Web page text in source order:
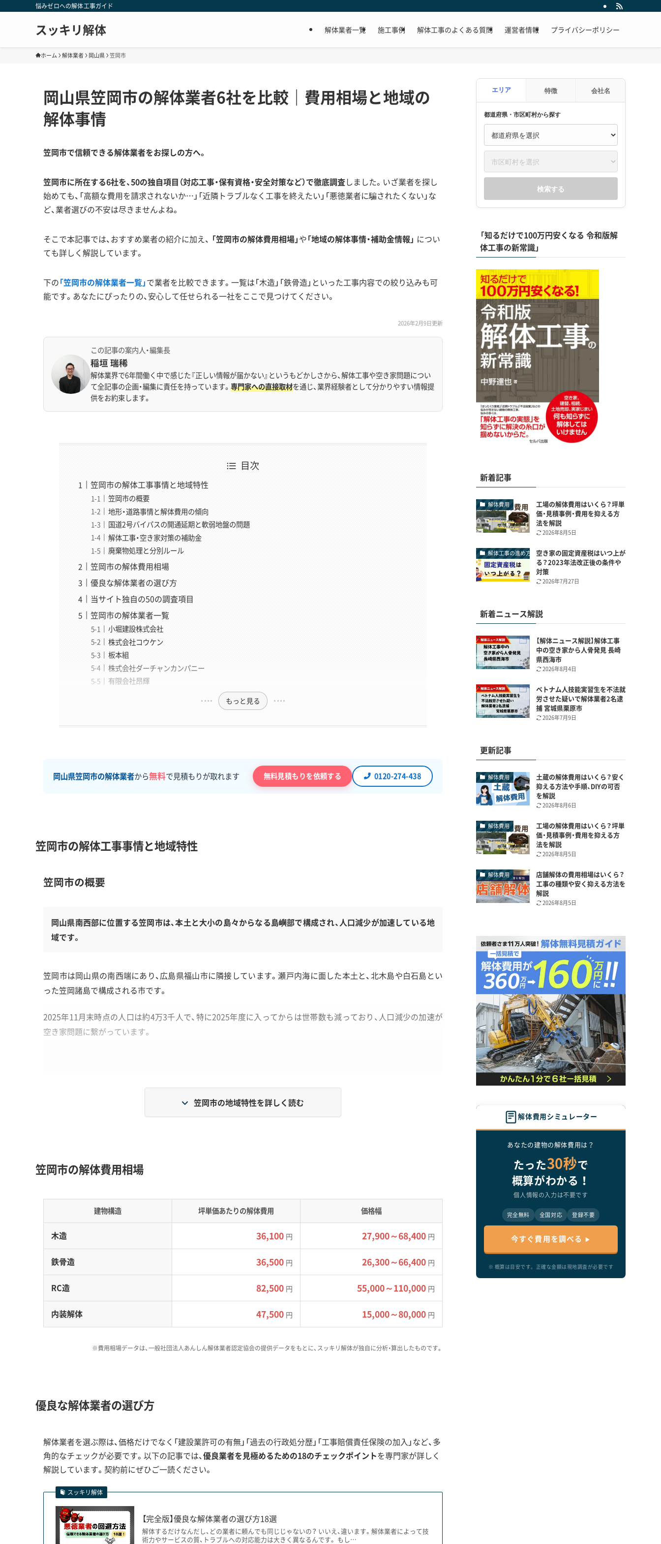
悩みゼロへの解体工事ガイド
スッキリ解体 解体業者一覧 施工事例 解体工事のよくある質問 運営者情報 プライバシーポリシー
ホーム 解体業者 岡山県 笠岡市
岡山県笠岡市の解体業者6社を比較｜費用相場と地域の
解体事情
笠岡市で信頼できる解体業者をお探しの方へ。
笠岡市に所在する6社を、50の独自項目（対応工事・保有資格・安全対策など）で徹底調査しました。いざ業者を探し
始めても、「高額な費用を請求されないか…」「近隣トラブルなく工事を終えたい」「悪徳業者に騙されたくない」な
ど、業者選びの不安は尽きませんよね。
そこで本記事では、おすすめ業者の紹介に加え、 「笠岡市の解体費用相場」や「地域の解体事情・補助金情報」 につい
ても詳しく解説しています。
下の「笠岡市の解体業者一覧」で業者を比較できます。一覧は「木造」「鉄骨造」といった工事内容での絞り込みも可
能です。あなたにぴったりの、安心して任せられる一社をここで見つけてください。
2026年2月9日更新
この記事の案内人・編集長
稲垣 瑞稀
解体業界で6年間働く中で感じた『正しい情報が届かない』というもどかしさから、解体工事や空き家問題につい
て全記事の企画・編集に責任を持っています。 専門家への直接取材を通じ、業界経験者として分かりやすい情報提
供をお約束します。
目次
笠岡市の解体工事事情と地域特性
笠岡市の概要
地形・道路事情と解体費用の傾向
国道2号バイパスの開通延期と軟弱地盤の問題
解体工事・空き家対策の補助金
廃棄物処理と分別ルール
笠岡市の解体費用相場
優良な解体業者の選び方
当サイト独自の50の調査項目
笠岡市の解体業者一覧
小堀建設株式会社
株式会社コウケン
板本組
株式会社ダーチャンカンパニー
有限会社昂輝
もっと見る
岡山県笠岡市の解体業者から無料で見積もりが取れます 無料見積もりを依頼する 0120-274-438
笠岡市の解体工事事情と地域特性
笠岡市の概要
岡山県南西部に位置する笠岡市は、本土と大小の島々からなる島嶼部で構成され、人口減少が加速している地
域です。
笠岡市は岡山県の南西端にあり、広島県福山市に隣接しています。瀬戸内海に面した本土と、北木島や白石島とい
った笠岡諸島で構成される市です。
2025年11月末時点の人口は約4万3千人で、特に2025年度に入ってからは世帯数も減っており、人口減少の加速が
空き家問題に繋がっています。
地形の特徴：笠岡市は、山裾に市街地が広がる本土、かつて海だった場所を埋め立てた広大な「笠岡湾干拓地」、
そして「北木石」の産地として知られる花崗岩質の島々という、対照的な地形で成り立っています。干拓地は水
本土では、主要幹線である国道2号の渋滞が慢性化しています。加えて、笠岡諸島には橋が架かってい
ないため、島への車両の乗り入れはすべてフェリーに頼るしかありません。
費用への影響：島嶼部での解体工事は、重機やトラック、廃棄物のすべてをフェリーで運ぶ必要があり、その往復
運賃だけで数十万円の追加費用がかかります。結果として、本土の2倍から3倍の工事費になることも珍しくあ
りません。一方で、干拓地では軟弱地盤のため、重機の沈下を防ぐための敷鉄板を設置するなど、特別な養生費
用が必要になる場合があります。
国道バイパスのような国家事業ですら難航するほどの軟弱地盤だ、という
事実は重く受け止めるべきです。私がこれまで見てきたトラブルでは、地
ります。
国道2号バイパスの開通延期と軟弱地盤の問題
市の長年の悲願であった国道2号笠岡バイパスは、干拓地の軟弱地盤が原因で盛土が変状し、2025年度の全線
開通が事実上白紙となりました。
笠岡市の地域特性を詳しく読む
笠岡市の解体費用相場
建物構造 坪単価あたりの解体費用 価格幅
木造 36,100 円 27,900～68,400 円
鉄骨造 36,500 円 26,300～66,400 円
RC造 82,500 円 55,000～110,000 円
内装解体 47,500 円 15,000～80,000 円
※費用相場データは、一般社団法人あんしん解体業者認定協会の提供データをもとに、スッキリ解体が独自に分析・算出したものです。
優良な解体業者の選び方
解体業者を選ぶ際は、価格だけでなく「建設業許可の有無」「過去の行政処分歴」「工事賠償責任保険の加入」など、多
角的なチェックが必要です。以下の記事では、優良業者を見極めるための18のチェックポイントを専門家が詳しく
解説しています。契約前にぜひご一読ください。
スッキリ解体
【完全版】優良な解体業者の選び方18選
解体するだけなんだし、どの業者に頼んでも同じじゃないの？ いいえ、違います。解体業者によって技
術力やサービスの質、トラブルへの対応能力は大きく異なるんです。 もし…
エリア 特徴 会社名
都道府県・市区町村から探す
検索する
「知るだけで100万円安くなる 令和版解
体工事の新常識」
新着記事
解体費用
工場の解体費用はいくら？坪単
価・見積事例・費用を抑える方
法を解説
2026年8月5日
解体工事の進め方
空き家の固定資産税はいつ上が
る？2023年法改正後の条件や
対策
2026年7月27日
新着ニュース解説
【解体ニュース解説】解体工事
中の空き家から人骨発見 長崎
県西海市
2026年8月4日
ベトナム人技能実習生を不法就
労させた疑いで解体業者2名逮
捕 宮城県栗原市
2026年7月9日
更新記事
解体費用
土蔵の解体費用はいくら？安く
抑える方法や手順、DIYの可否
を解説
2026年8月6日
解体費用
工場の解体費用はいくら？坪単
価・見積事例・費用を抑える方
法を解説
2026年8月5日
解体費用
店舗解体の費用相場はいくら？
工事の種類や安く抑える方法を
解説
2026年8月5日
解体費用シミュレーター
あなたの建物の解体費用は？
たった30秒で
概算がわかる！
個人情報の入力は不要です
完全無料 全国対応 登録不要
今すぐ費用を調べる
※ 概算は目安です。正確な金額は現地調査が必要です